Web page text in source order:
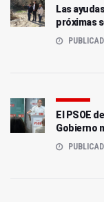
Las
próximas
El PSOE
Gobierno